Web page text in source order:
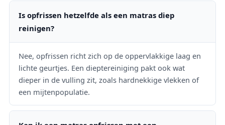
Is opfrissen hetzelfde als een matras diep
reinigen?
Nee, opfrissen richt zich op de oppervlakkige laag en
lichte geurtjes. Een dieptereiniging pakt ook wat
dieper in de vulling zit, zoals hardnekkige vlekken of
een mijtenpopulatie.